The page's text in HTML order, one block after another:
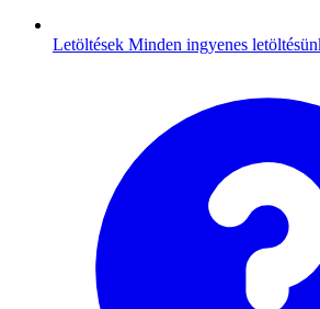
Letöltések Minden ingyenes